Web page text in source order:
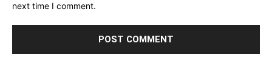
next time I comment.